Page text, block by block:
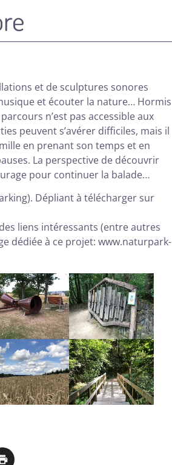
et de sculptures sonores
et écouter la nature… Hormis
n’est pas accessible aux
peuvent s’avérer difficiles, mais il
en prenant son temps et en
La perspective de découvrir
pour continuer la balade…
Dépliant à télécharger sur
liens intéressants (entre autres
dédiée à ce projet: www.naturpark-